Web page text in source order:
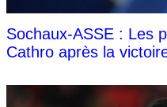
Sochaux-ASSE : Les
Cathro après la